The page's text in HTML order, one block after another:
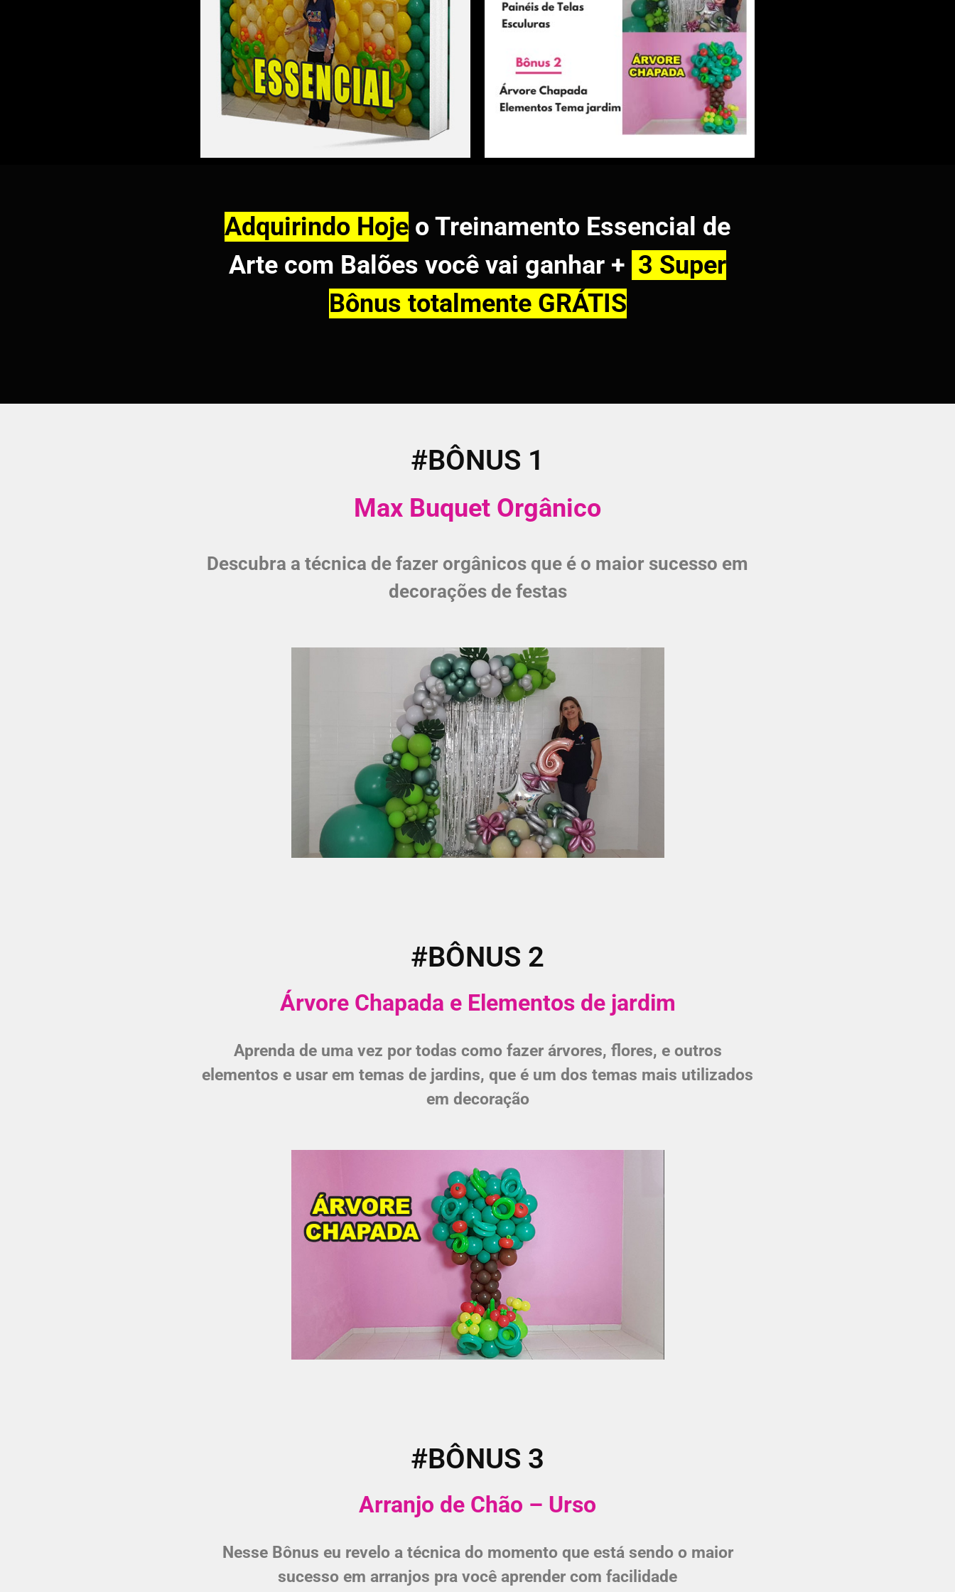
Adquirindo Hoje o Treinamento Essencial de
Arte com Balões você vai ganhar + 3 Super
Bônus totalmente GRÁTIS
#BÔNUS 1
Max Buquet Orgânico
Descubra a técnica de fazer orgânicos que é o maior sucesso em
decorações de festas
#BÔNUS 2
Árvore Chapada e Elementos de jardim
Aprenda de uma vez por todas como fazer árvores, flores, e outros
elementos e usar em temas de jardins, que é um dos temas mais utilizados
em decoração
#BÔNUS 3
Arranjo de Chão – Urso
Nesse Bônus eu revelo a técnica do momento que está sendo o maior
sucesso em arranjos pra você aprender com facilidade